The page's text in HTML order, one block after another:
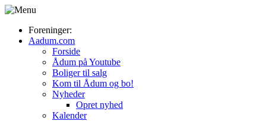
Foreninger:
Aadum.com
Forside
Ådum på Youtube
Boliger til salg
Kom til Ådum og bo!
Nyheder
Opret nyhed
Kalender